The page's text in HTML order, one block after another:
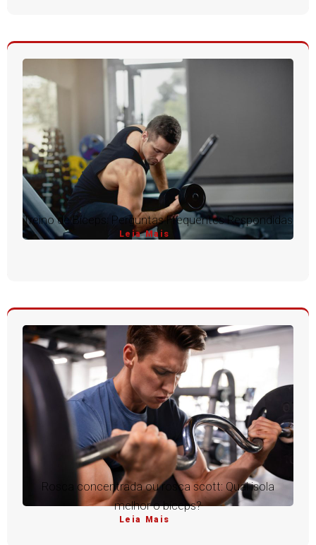
Treino de Bíceps: Perguntas Frequentes Respondidas
Leia Mais
Rosca concentrada ou rosca scott: Qual isola
melhor o bíceps?
Leia Mais